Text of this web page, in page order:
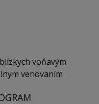
voňavým
venovaním